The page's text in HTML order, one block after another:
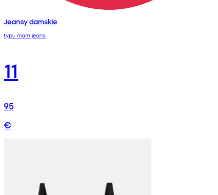
Jeansy damskie
typu mom jeans
11
95
€